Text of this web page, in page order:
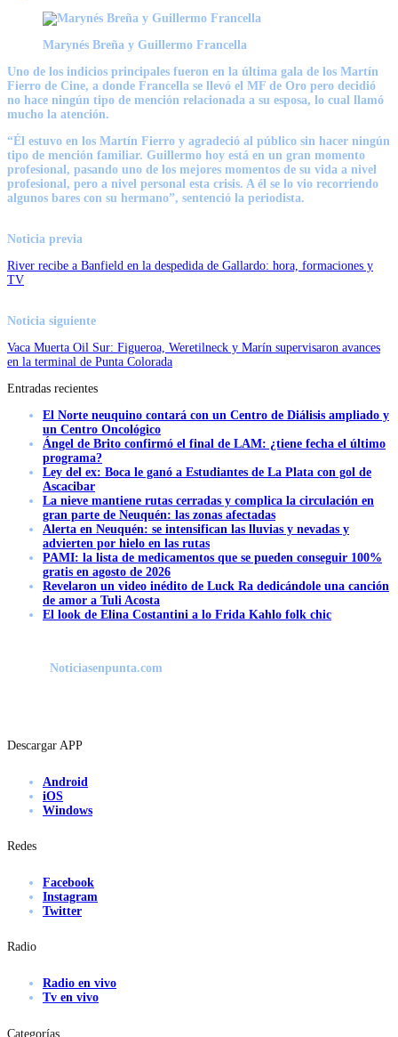
Marynés Breña y Guillermo Francella
Uno de los indicios principales fueron en la última gala de los Martín
Fierro de Cine, a donde Francella se llevó el MF de Oro pero decidió
no hace ningún tipo de mención relacionada a su esposa, lo cual llamó
mucho la atención.
“Él estuvo en los Martín Fierro y agradeció al público sin hacer ningún
tipo de mención familiar. Guillermo hoy está en un gran momento
profesional, pasando uno de los mejores momentos de su vida a nivel
profesional, pero a nivel personal esta crisis. A él se lo vio recorriendo
algunos bares con su hermano”, sentenció la periodista.
Noticia previa
River recibe a Banfield en la despedida de Gallardo: hora, formaciones y
TV
Noticia siguiente
Vaca Muerta Oil Sur: Figueroa, Weretilneck y Marín supervisaron avances
en la terminal de Punta Colorada
Entradas recientes
El Norte neuquino contará con un Centro de Diálisis ampliado y
un Centro Oncológico
Ángel de Brito confirmó el final de LAM: ¿tiene fecha el último
programa?
Ley del ex: Boca le ganó a Estudiantes de La Plata con gol de
Ascacibar
La nieve mantiene rutas cerradas y complica la circulación en
gran parte de Neuquén: las zonas afectadas
Alerta en Neuquén: se intensifican las lluvias y nevadas y
advierten por hielo en las rutas
PAMI: la lista de medicamentos que se pueden conseguir 100%
gratis en agosto de 2026
Revelaron un video inédito de Luck Ra dedicándole una canción
de amor a Tuli Acosta
El look de Elina Costantini a lo Frida Kahlo folk chic
Noticiasenpunta.com
Descargar APP
Android
iOS
Windows
Redes
Facebook
Instagram
Twitter
Radio
Radio en vivo
Tv en vivo
Categorías